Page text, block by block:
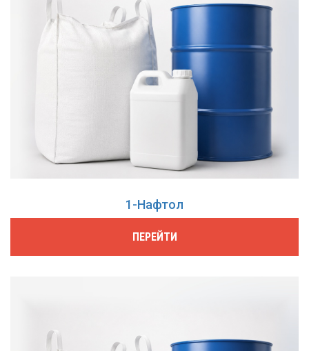
1-Нафтол
ПЕРЕЙТИ